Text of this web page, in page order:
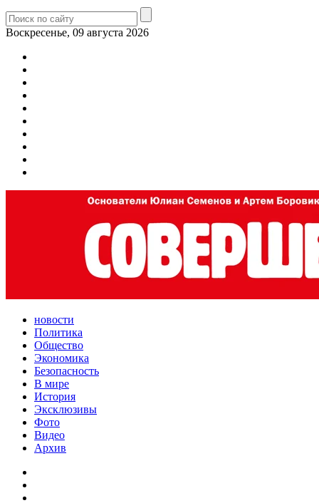
Воскресенье, 09 августа 2026
новости
Политика
Общество
Экономика
Безопасность
В мире
История
Эксклюзивы
Фото
Видео
Архив